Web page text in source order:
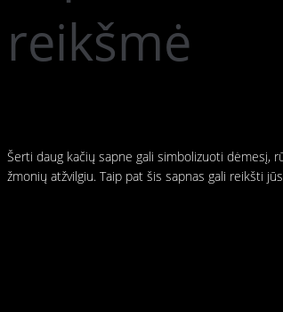
reikšmė
Šerti daug kačių sapne gali simbolizuoti dėmesį,
žmonių atžvilgiu. Taip pat šis sapnas gali reikšti